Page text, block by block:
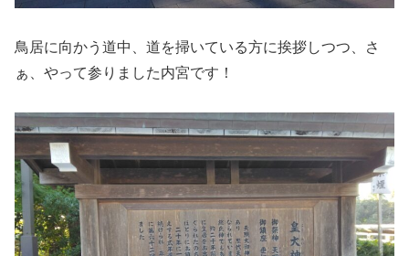
鳥居に向かう道中、道を掃いている方に挨拶しつつ、さ
ぁ、やって参りました内宮です！